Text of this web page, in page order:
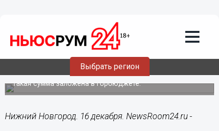
Выбрать регион
Прокуратура изучает выделение 60
млн рублей на нижегородских
городовых в 2023 году
Такая сумма заложена в горбюджете.
Нижний Новгород. 16 декабря. NewsRoom24.ru -